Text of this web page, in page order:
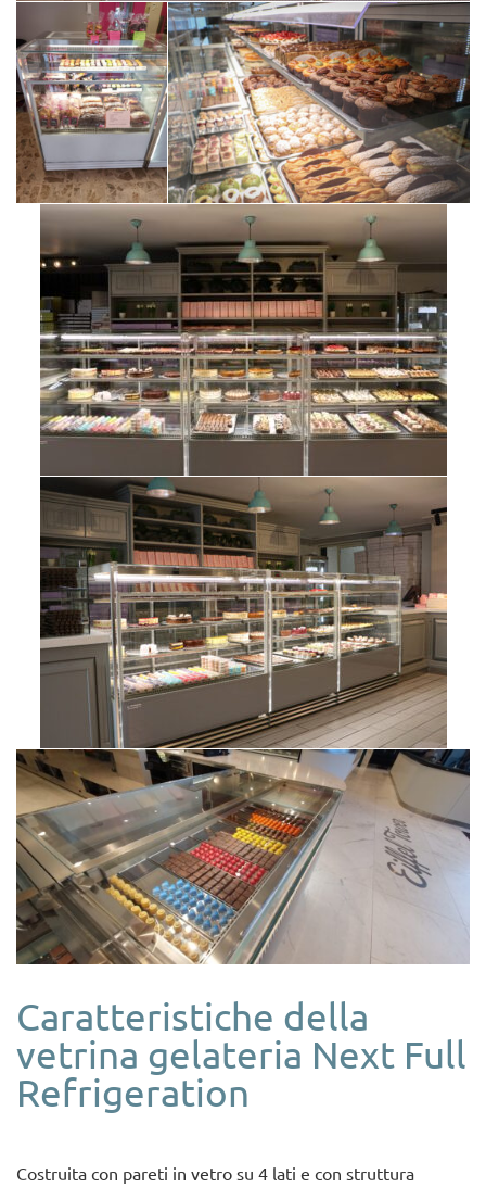
Caratteristiche della
vetrina gelateria Next Full
Refrigeration
Costruita con pareti in vetro su 4 lati e con struttura